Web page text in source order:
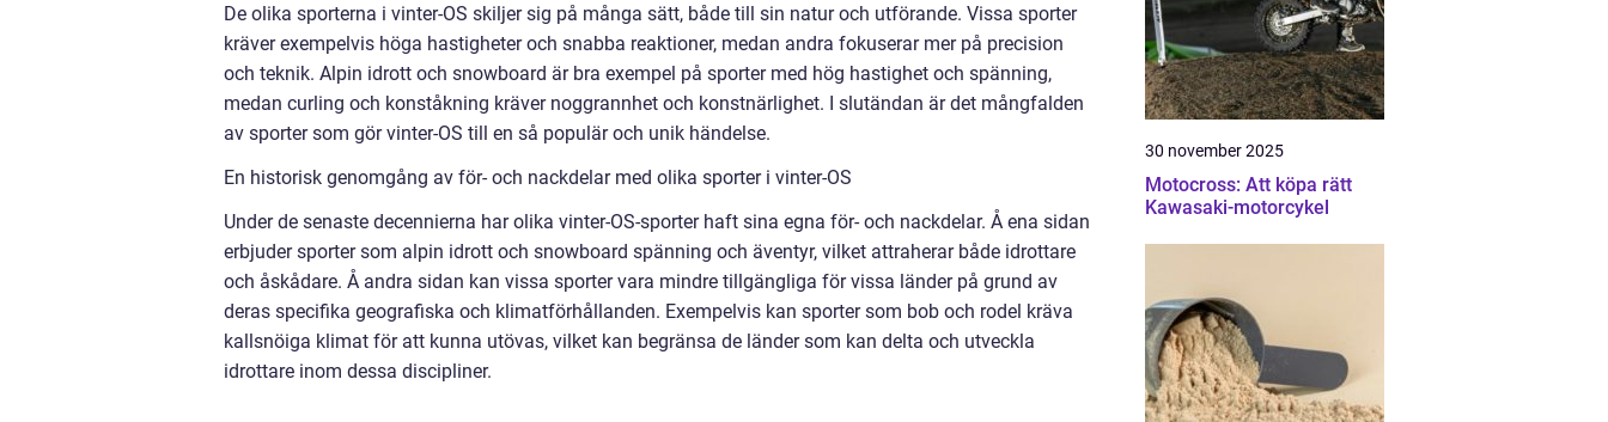
De olika sporterna i vinter-OS skiljer sig på många sätt, både till sin natur och utförande. Vissa sporter
kräver exempelvis höga hastigheter och snabba reaktioner, medan andra fokuserar mer på precision
och teknik. Alpin idrott och snowboard är bra exempel på sporter med hög hastighet och spänning,
medan curling och konståkning kräver noggrannhet och konstnärlighet. I slutändan är det mångfalden
av sporter som gör vinter-OS till en så populär och unik händelse.
En historisk genomgång av för- och nackdelar med olika sporter i vinter-OS
Under de senaste decennierna har olika vinter-OS-sporter haft sina egna för- och nackdelar. Å ena sidan
erbjuder sporter som alpin idrott och snowboard spänning och äventyr, vilket attraherar både idrottare
och åskådare. Å andra sidan kan vissa sporter vara mindre tillgängliga för vissa länder på grund av
deras specifika geografiska och klimatförhållanden. Exempelvis kan sporter som bob och rodel kräva
kallsnöiga klimat för att kunna utövas, vilket kan begränsa de länder som kan delta och utveckla
idrottare inom dessa discipliner.
30 november 2025
Motocross: Att köpa rätt
Kawasaki-motorcykel